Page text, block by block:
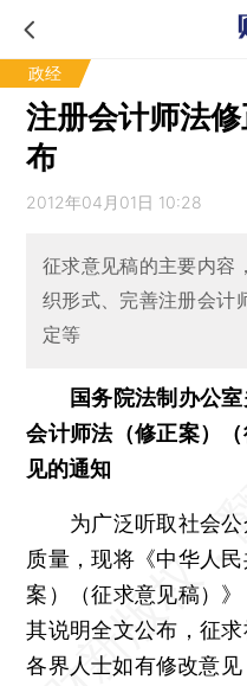
政经
注册会计师法
布
2012年04月01日 10:28
征求意见稿的主要内容
织形式、完善注册会计
定等
国务院法制办公
会计师法（修正案）
见的通知
为广泛听取社会公
质量，现将《中华人
案）（征求意见稿）
其说明全文公布，征
各界人士如有修改意